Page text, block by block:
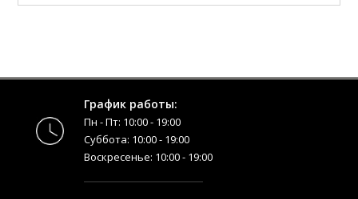
График работы:
Пн - Пт: 10:00 - 19:00
Суббота: 10:00 - 19:00
Воскресенье: 10:00 - 19:00